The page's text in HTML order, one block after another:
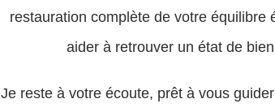
restauration complète de votre équilibre
aider à retrouver un état de
Je reste à votre écoute, prêt à vous